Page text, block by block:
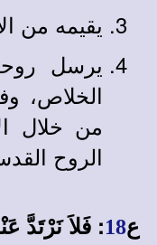
يقيمه من
يرسل
الخلاص،
من خلال
الروح
ع18: فَلاَ نَرْتَدَّ